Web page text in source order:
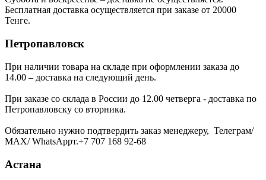
Бесплатная доставка осуществляется при заказе от 20000
Тенге.
Петропавловск
При наличии товара на складе при оформлении заказа до
14.00 – доставка на следующий день.
При заказе со склада в России до 12.00 четверга - доставка по
Петропавловску со вторника.
Обязательно нужно подтвердить заказ менеджеру, Телеграм/
МАХ/ WhatsAppт.+7 707 168 92-68
Астана